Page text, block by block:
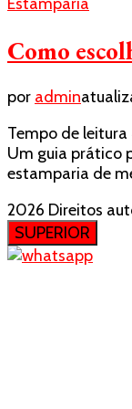
Como
por admin
Tempo de leitura
Um guia prático
estamparia de
2026 Direitos
SUPERIOR